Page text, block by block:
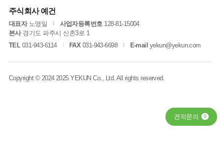
견적문의 0
주식회사 예건
대표자노영일 사업자등록번호 128-81-15004
본사경기도 파주시 신촌3로 1
TEL031-943-6114 FAX 031-943-6698 E-mail yekun@yekun.com
Copyright © 2024 2025 YEKUN Co., Ltd. All rights reserved.